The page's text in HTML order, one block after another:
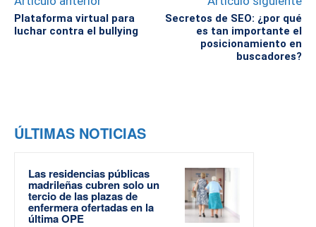
Plataforma virtual para
luchar contra el bullying
Secretos de SEO: ¿por qué
es tan importante el
posicionamiento en
buscadores?
ÚLTIMAS NOTICIAS
Las residencias públicas
madrileñas cubren solo un
tercio de las plazas de
enfermera ofertadas en la
última OPE